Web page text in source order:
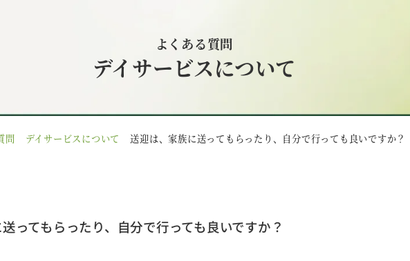
よくある質問
デイサービスについて
問 デイサービスについて 送迎は、家族に送ってもらったり、自分で行っても良いですか？
ってもらったり、自分で行っても良いですか？